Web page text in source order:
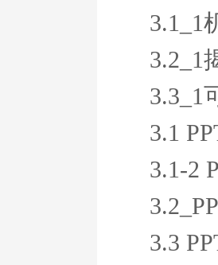
3.1_1
3.2_1
3.3_1
3.1
3.1-2
3.3